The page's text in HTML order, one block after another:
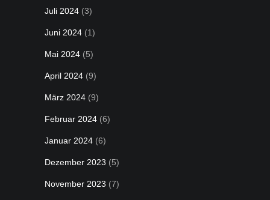
Juli 2024 (3)
Juni 2024 (1)
Mai 2024 (5)
April 2024 (9)
März 2024 (9)
Februar 2024 (6)
Januar 2024 (6)
Dezember 2023 (5)
November 2023 (7)